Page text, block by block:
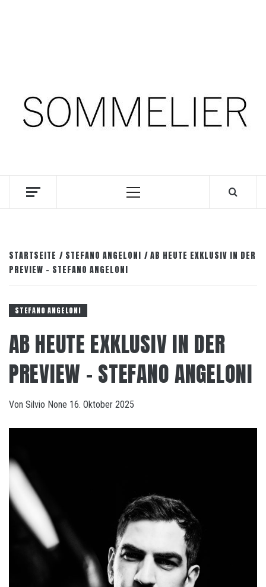
Primäres
STARTSEITE STEFANO ANGELONI
AB HEUTE EXKLUSIV IN DER
PREVIEW – STEFANO ANGELONI
STEFANO ANGELONI
AB HEUTE EXKLUSIV IN DER
PREVIEW – STEFANO ANGELONI
Von Silvio None 16. Oktober 2025